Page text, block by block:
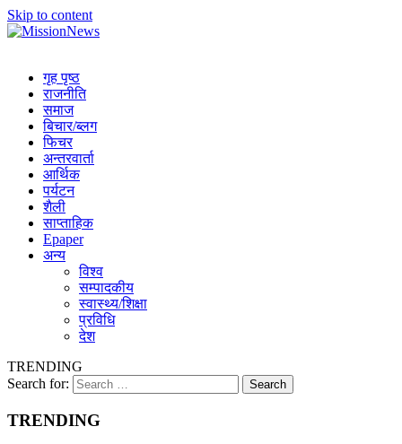
Skip to content
गृह पृष्ठ
राजनीति
समाज
बिचार/ब्लग
फिचर
अन्तरवार्ता
आर्थिक
पर्यटन
शैली
साप्ताहिक
Epaper
अन्य
विश्व
सम्पादकीय
स्वास्थ्य/शिक्षा
प्रविधि
देश
TRENDING
Search for:
TRENDING